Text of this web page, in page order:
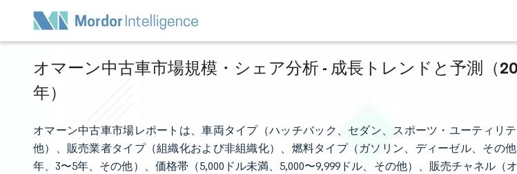
オマーン中古車市場規模・シェア分析 - 成長トレンドと予測（
年）
オマーン中古車市場レポートは、車両タイプ（ハッチバック、セダン、スポーツ・ユーティリ
他）、販売業者タイプ（組織化および非組織化）、燃料タイプ（ガソリン、ディーゼル、その
年、3〜5年、その他）、価格帯（5,000ドル未満、5,000〜9,999ドル、その他）、販売チャネル（